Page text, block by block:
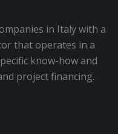
in Italy with a
that operates in a
know-how and
project financing.